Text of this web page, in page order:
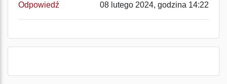
Odpowiedź
08 lutego 2024, godzina 14:22